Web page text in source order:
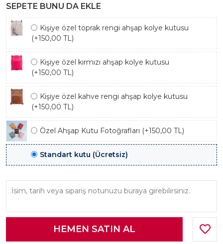
ile Hareket Edilmektedir.
SEPETE BUNU DA EKLE
Kişiye özel toprak rengi ahşap kolye kutusu
(+150,00 TL)
Kişiye özel kırmızı ahşap kolye kutusu
(+150,00 TL)
Kişiye özel kahve rengi ahşap kolye kutusu
(+150,00 TL)
Özel Ahşap Kutu Fotoğrafları (+150,00 TL)
Standart kutu (Ücretsiz)